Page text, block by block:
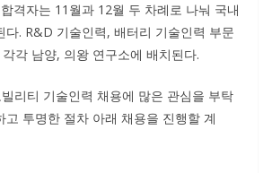
격자는 11월과 12월 두 차례로 나눠 국내
다. R&D 기술인력, 배터리 기술인력 부문
각 남양, 의왕 연구소에 배치된다.
리티 기술인력 채용에 많은 관심을 부탁
고 투명한 절차 아래 채용을 진행할 계